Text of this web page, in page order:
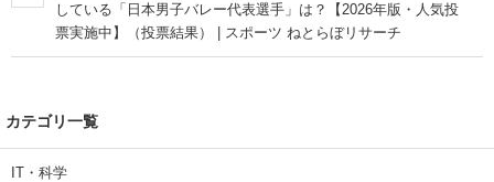
している「日本男子バレー代表選手」は？【2026年版・人気投
票実施中】（投票結果） | スポーツ ねとらぼリサーチ
カテゴリ一覧
IT・科学